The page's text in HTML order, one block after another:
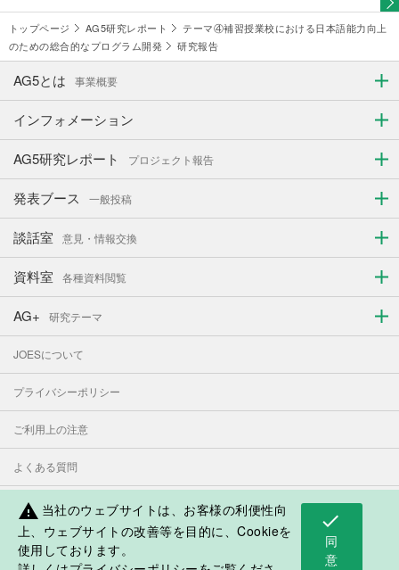
トップページ AG5研究レポート
テーマ④補習授業校における日本語能力向上
のための総合的なプログラム開発
研究報告
AG5とは 事業概要
インフォメーション
AG5研究レポート プロジェクト報告
発表ブース 一般投稿
談話室 意見・情報交換
資料室 各種資料閲覧
AG+ 研究テーマ
JOESについて
プライバシーポリシー
ご利用上の注意
よくある質問
お問い合わせ
表示モード：
warning 当社のウェブサイトは、お客様の利便性向
上、ウェブサイトの改善等を目的に、Cookieを
使用しております。
check
同
意